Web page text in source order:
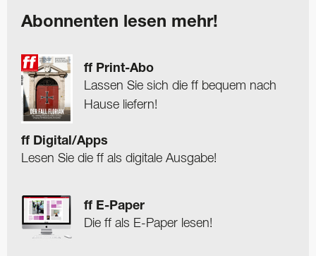
Abonnenten lesen mehr!
ff Print-Abo
Lassen Sie sich die ff bequem nach
Hause liefern!
ff Digital/Apps
Lesen Sie die ff als digitale Ausgabe!
ff E-Paper
Die ff als E-Paper lesen!